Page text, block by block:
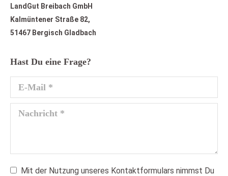
LandGut Breibach GmbH
Kalmüntener Straße 82,
51467 Bergisch Gladbach
Hast Du eine Frage?
E-Mail *
Nachricht *
Mit der Nutzung unseres Kontaktformulars nimmst Du